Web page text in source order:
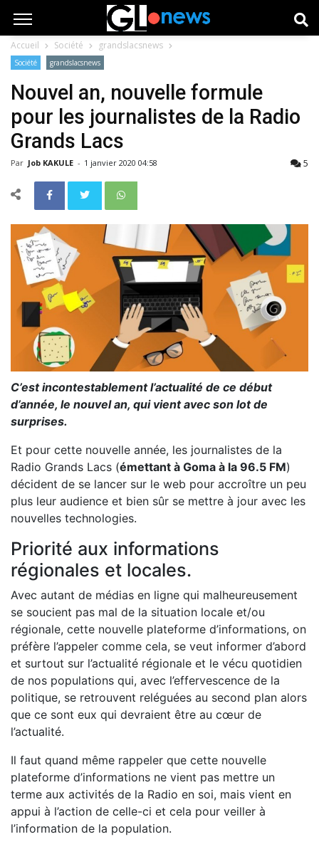
Accueil Société grandslacsnews
Société grandslacsnews
Nouvel an, nouvelle formule
pour les journalistes de la Radio
Grands Lacs
Par Job KAKULE - 1 janvier 2020 04:58 5
C’est incontestablement l’actualité de ce début
d’année, le nouvel an, qui vient avec son lot de
surprises.
Et pour cette nouvelle année, les journalistes de la
Radio Grands Lacs (émettant à Goma à la 96.5 FM)
décident de se lancer sur le web pour accroître un peu
plus leur audience et bien sûr se mettre à jour avec les
nouvelles technologies.
Priorité aux informations
régionales et locales.
Avec autant de médias en ligne qui malheureusement
se soucient pas mal de la situation locale et/ou
régionale, cette nouvelle plateforme d’informations, on
préfère l’appeler comme cela, se veut informer d’abord
et surtout sur l’actualité régionale et le vécu quotidien
de nos populations qui, avec l’effervescence de la
politique, se retrouvent reléguées au second plan alors
que ce sont eux qui devraient être au cœur de
l’actualité.
Il faut quand même rappeler que cette nouvelle
plateforme d’informations ne vient pas mettre un
terme aux activités de la Radio en soi, mais vient en
appui à l’action de celle-ci et cela pour veiller à
l’information de la population.